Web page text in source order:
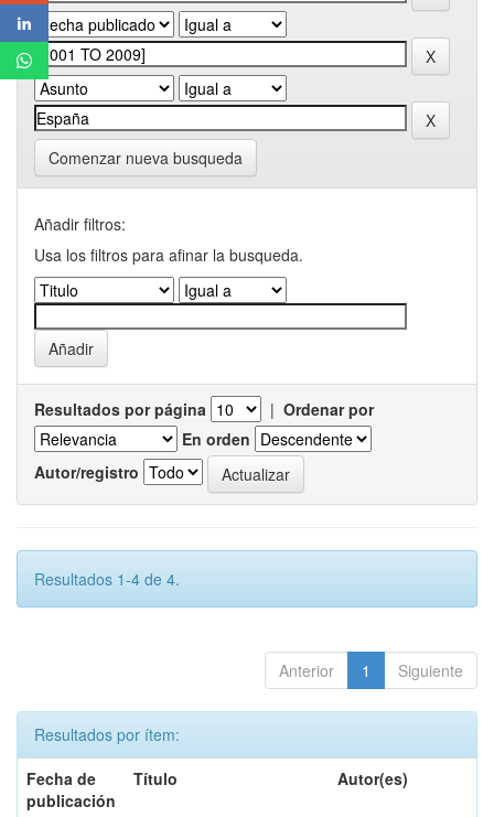
Comenzar nueva busqueda
Añadir filtros:
Usa los filtros para afinar la busqueda.
Resultados por página | Ordenar por
En orden
Autor/registro
Resultados 1-4 de 4.
Anterior 1 Siguiente
Resultados por ítem:
Fecha de
publicación
Título Autor(es)